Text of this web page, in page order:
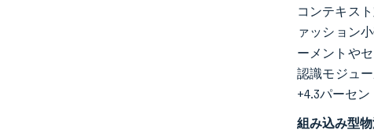
コンテキス
ァッション
ーメントや
認識モジュ
+4.3パーセ
組み込み型